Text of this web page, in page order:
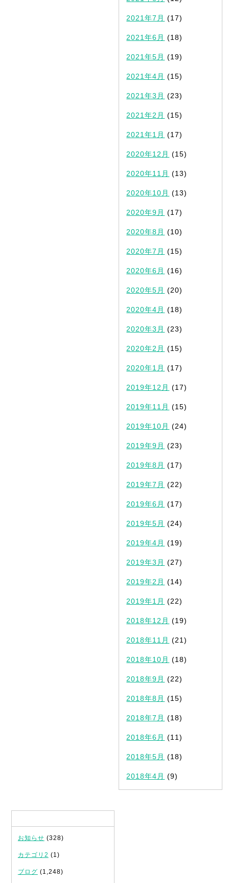
2021年7月 (17)
2021年6月 (18)
2021年5月 (19)
2021年4月 (15)
2021年3月 (23)
2021年2月 (15)
2021年1月 (17)
2020年12月 (15)
2020年11月 (13)
2020年10月 (13)
2020年9月 (17)
2020年8月 (10)
2020年7月 (15)
2020年6月 (16)
2020年5月 (20)
2020年4月 (18)
2020年3月 (23)
2020年2月 (15)
2020年1月 (17)
2019年12月 (17)
2019年11月 (15)
2019年10月 (24)
2019年9月 (23)
2019年8月 (17)
2019年7月 (22)
2019年6月 (17)
2019年5月 (24)
2019年4月 (19)
2019年3月 (27)
2019年2月 (14)
2019年1月 (22)
2018年12月 (19)
2018年11月 (21)
2018年10月 (18)
2018年9月 (22)
2018年8月 (15)
2018年7月 (18)
2018年6月 (11)
2018年5月 (18)
2018年4月 (9)
お知らせ (328)
カテゴリ2 (1)
ブログ (1,248)